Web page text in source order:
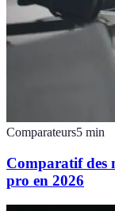
Comparateurs5 min
Comparatif des
pro en 2026